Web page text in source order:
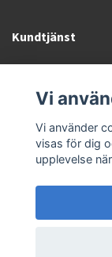
Kundtjänst
Sociala medier
Vi
Vi använder
visas för dig
upplevelse